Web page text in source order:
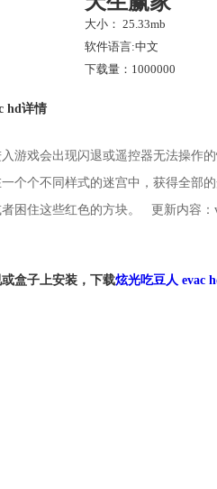
大小： 25.33mb
软件语言:中文
下载量：1000000
hd详情
游戏会出现闪退或遥控器无法操作
个个不同样式的迷宫中，获得全部
困住这些红色的方块。 更新内容：
盒子上安装，下载炫光吃豆人 evac